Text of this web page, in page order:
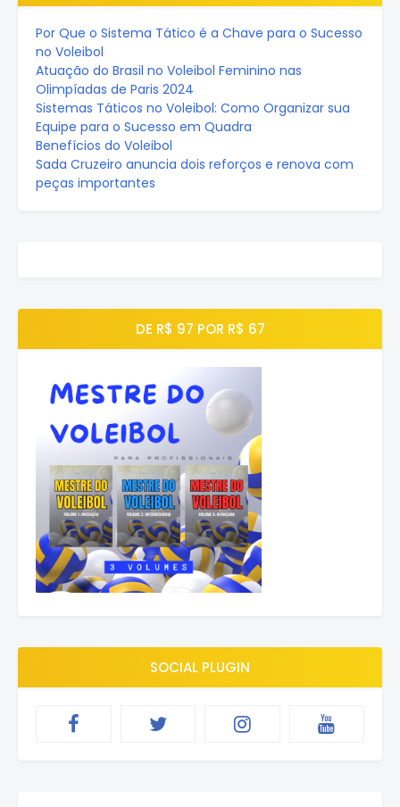
Por Que o Sistema Tático é a Chave para o Sucesso
no Voleibol
Atuação do Brasil no Voleibol Feminino nas
Olimpíadas de Paris 2024
Sistemas Táticos no Voleibol: Como Organizar sua
Equipe para o Sucesso em Quadra
Benefícios do Voleibol
Sada Cruzeiro anuncia dois reforços e renova com
peças importantes
DE R$ 97 POR R$ 67
SOCIAL PLUGIN